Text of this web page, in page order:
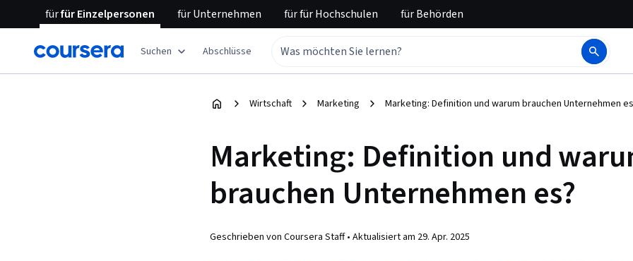
fürfür Einzelpersonen fürUnternehmen fürfür Hochschulen fürBehörden
Suchen Abschlüsse
Wirtschaft Marketing Marketing: Definition und warum brauchen Unternehmen
Marketing: Definition und
brauchen Unternehmen es?
Geschrieben von Coursera Staff • Aktualisiert am 29. Apr. 2025